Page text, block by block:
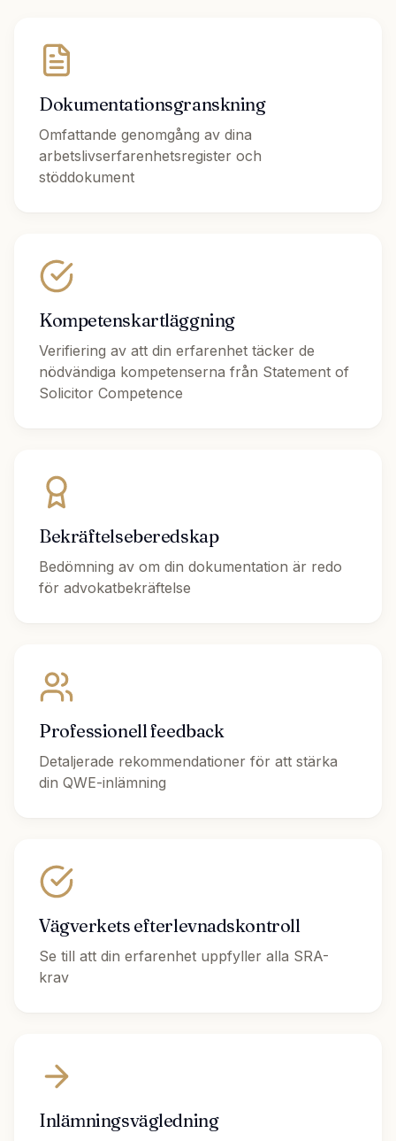
Dokumentationsgranskning
Omfattande genomgång av dina
arbetslivserfarenhetsregister och
stöddokument
Kompetenskartläggning
Verifiering av att din erfarenhet täcker de
nödvändiga kompetenserna från Statement of
Solicitor Competence
Bekräftelseberedskap
Bedömning av om din dokumentation är redo
för advokatbekräftelse
Professionell feedback
Detaljerade rekommendationer för att stärka
din QWE-inlämning
Vägverkets efterlevnadskontroll
Se till att din erfarenhet uppfyller alla SRA-
krav
Inlämningsvägledning